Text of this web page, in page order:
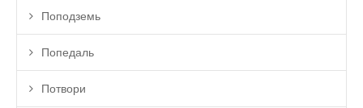
Поподземь
Попедаль
Потвори